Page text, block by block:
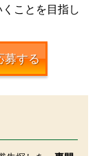
ことを目指し
募する